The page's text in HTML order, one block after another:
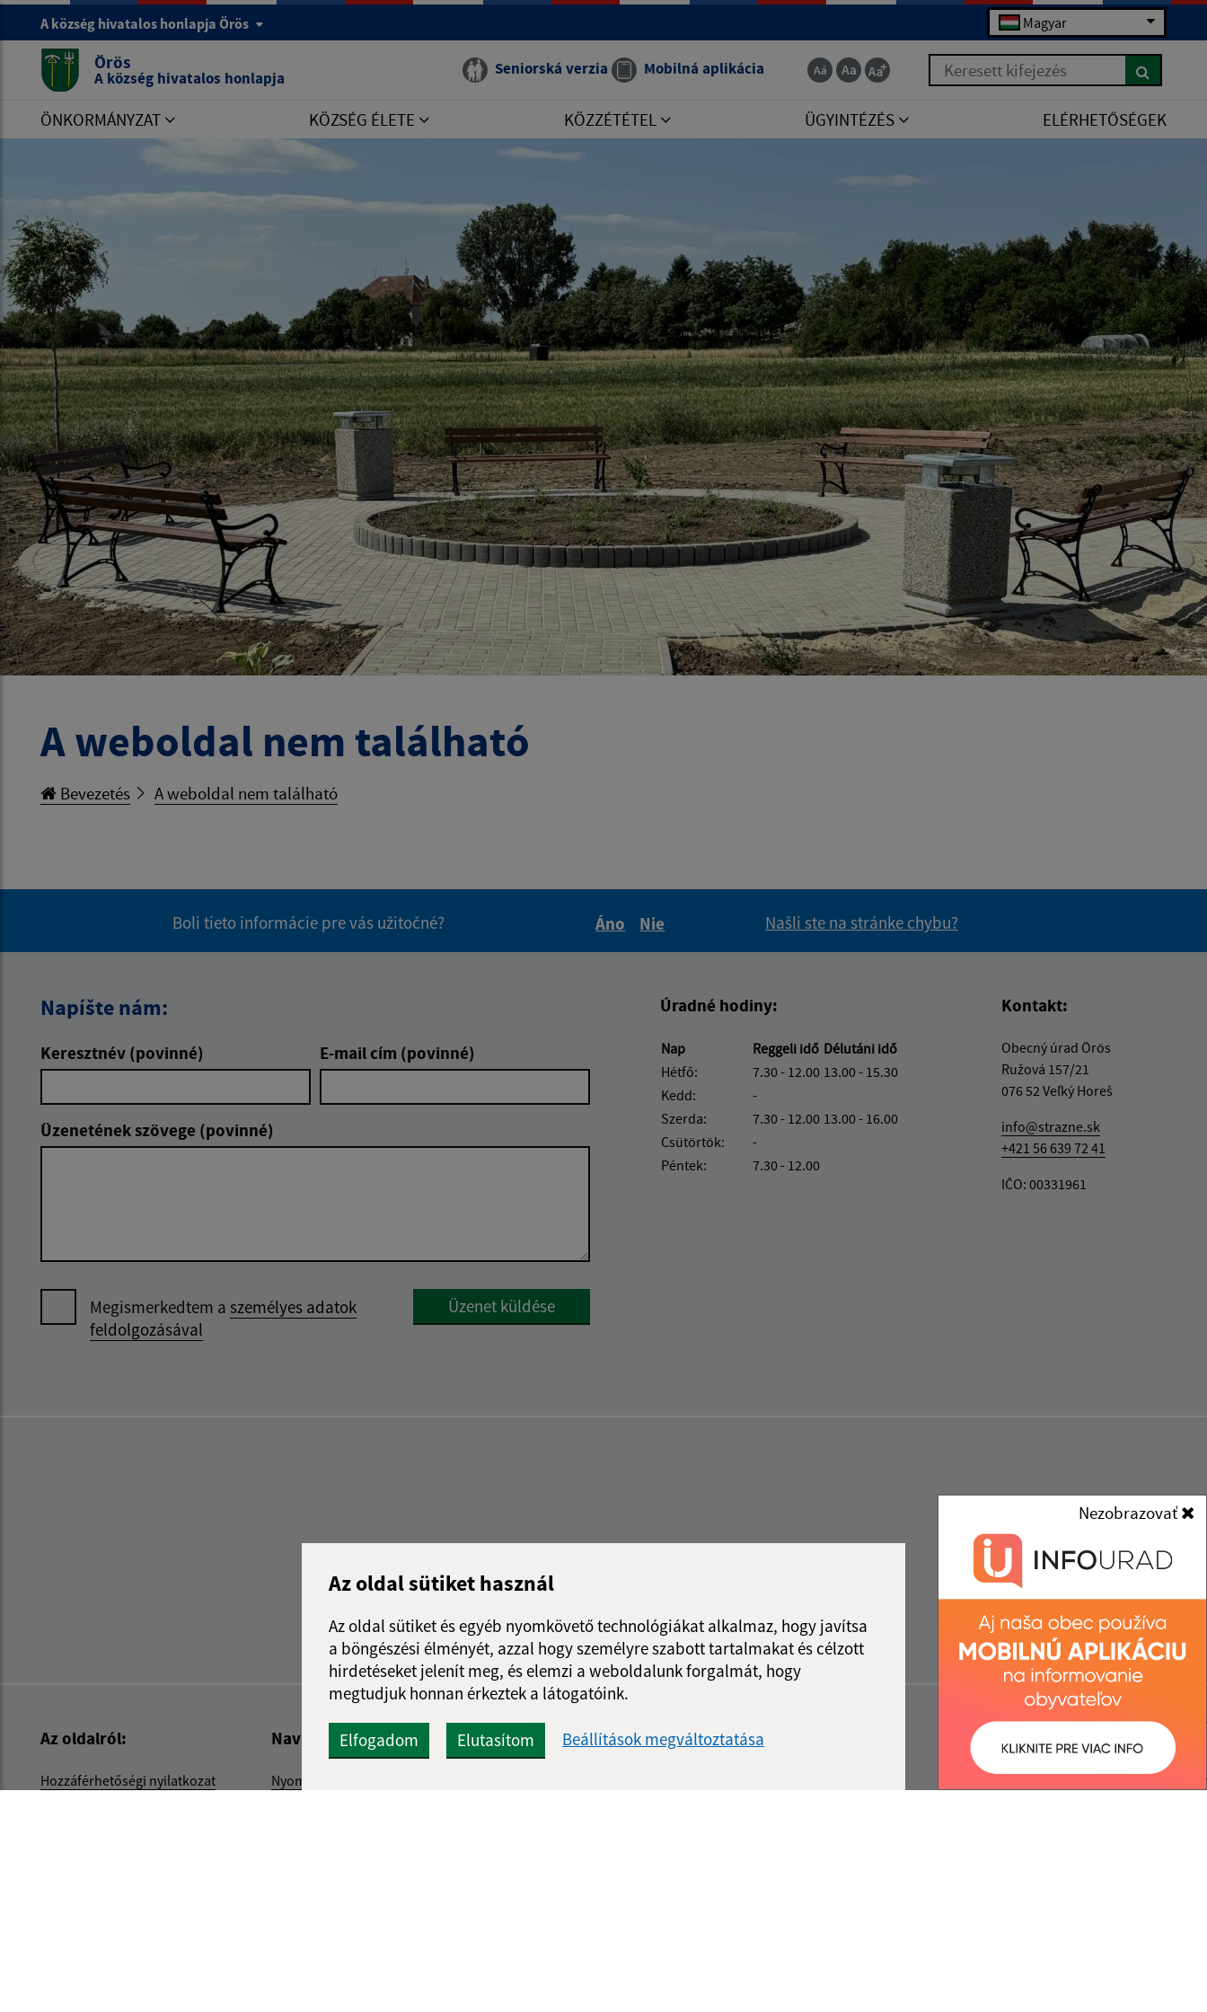
Az oldal sütiket használ
Az oldal sütiket és egyéb nyomkövető technológiákat alkalmaz, hogy javítsa
a böngészési élményét, azzal hogy személyre szabott tartalmakat és célzott
hirdetéseket jelenít meg, és elemzi a weboldalunk forgalmát, hogy
megtudjuk honnan érkeztek a látogatóink.
Elfogadom Elutasítom Beállítások megváltoztatása
Nezobrazovať
A község hivatalos honlapja Örös Magyar
Örös
A község hivatalos honlapja Seniorská verzia Mobilná aplikácia Keresett kifejezés
ÖNKORMÁNYZAT KÖZSÉG ÉLETE KÖZZÉTÉTEL ÜGYINTÉZÉS ELÉRHETŐSÉGEK
A weboldal nem található
Bevezetés A weboldal nem található
Boli tieto informácie pre vás užitočné?
Áno
Nie
Našli ste na stránke chybu?
Napíšte nám:
Keresztnév (povinné) E-mail cím (povinné)
Üzenetének szövege (povinné)
Megismerkedtem a személyes adatok
feldolgozásával
Google reCaptcha Response
Üzenet küldése
Úradné hodiny:
Nap Reggeli idő Délutáni idő
Hétfő:
7.30 - 12.00 13.00 - 15.30
Kedd:
-
Szerda:
7.30 - 12.00 13.00 - 16.00
Csütörtök:
-
Péntek:
7.30 - 12.00
Kontakt:
Obecný úrad Örös
Ružová 157/21
076 52 Veľký Horeš
info@strazne.sk
+421 56 639 72 41
IČO: 00331961
Az oldalról:
Hozzáférhetőségi nyilatkozat
Navigáció:
Nyomtatás
Gyors linkek: Frissített: Správca obsahu:
A tartalomkezelő a falu Örös.